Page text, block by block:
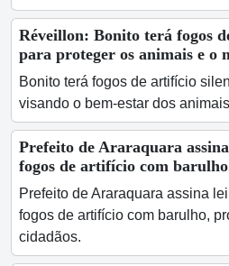
Réveillon: Bonito terá fogos
para proteger os animais e o
Bonito terá fogos de artifício
visando o bem-estar dos
Prefeito de Araraquara
fogos de artifício com
Prefeito de Araraquara assina
fogos de artifício com barulho,
cidadãos.